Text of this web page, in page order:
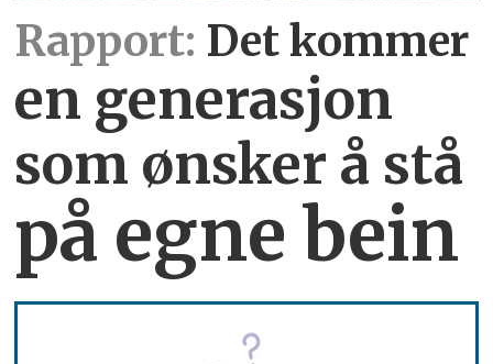
Rapport: Det kommer
en generasjon
som ønsker å stå
på egne bein